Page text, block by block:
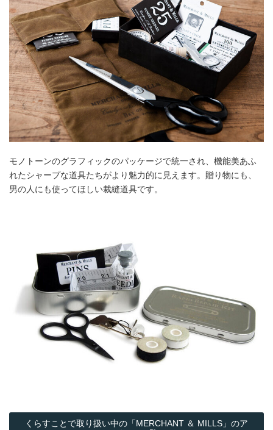
モノトーンのグラフィックのパッケージで統一され、機能美あふ
れたシャープな道具たちがより魅力的に見えます。贈り物にも、
男の人にも使ってほしい裁縫道具です。
くらすことで取り扱い中の「MERCHANT ＆ MILLS」のア